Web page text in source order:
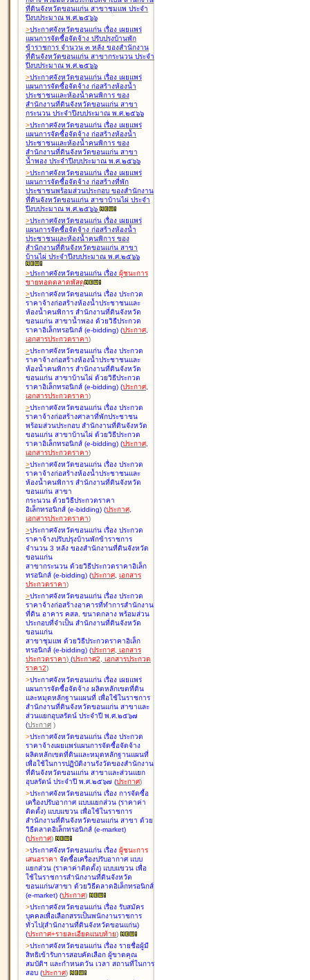
ที่ดินจังหวัดขอนแก่น สาขาชุมแพ ประจำ
ปีงบประมาณ พ.ศ.๒๕๖๖
>ประกาศจังหวัดขอนแก่น เรื่อง เผยแพร่
แผนการจัดซื้อจัดจ้าง ปรับปรุงบ้านพัก
ข้าราชการ จำนวน ๓ หลัง ของสำนักงาน
ที่ดินจังหวัดขอนแก่น สาขากระนวน ประจำ
ปีงบประมาณ พ.ศ.๒๕๖๖
>ประกาศจังหวัดขอนแก่น เรื่อง เผยแพร่
แผนการจัดซื้อจัดจ้าง ก่อสร้างห้องน้ำ
ประชาชนและห้องน้ำคนพิการ ของ
สำนักงานที่ดินจังหวัดขอนแก่น สาขา
กระนวน ประจำปีงบประมาณ พ.ศ.๒๕๖๖
>ประกาศจังหวัดขอนแก่น เรื่อง เผยแพร่
แผนการจัดซื้อจัดจ้าง ก่อสร้างห้องน้ำ
ประชาชนและห้องน้ำคนพิการ ของ
สำนักงานที่ดินจังหวัดขอนแก่น สาขา
น้ำพอง ประจำปีงบประมาณ พ.ศ.๒๕๖๖
>ประกาศจังหวัดขอนแก่น เรื่อง เผยแพร่
แผนการจัดซื้อจัดจ้าง ก่อสร้างที่พัก
ประชาชนพร้อมส่วนประกอบ ของสำนักงาน
ที่ดินจังหวัดขอนแก่น สาขาบ้านไผ่ ประจำ
ปีงบประมาณ พ.ศ.๒๕๖๖
>ประกาศจังหวัดขอนแก่น เรื่อง เผยแพร่
แผนการจัดซื้อจัดจ้าง ก่อสร้างห้องน้ำ
ประชาชนและห้องน้ำคนพิการ ของ
สำนักงานที่ดินจังหวัดขอนแก่น สาขา
บ้านไผ่ ประจำปีงบประมาณ พ.ศ.๒๕๖๖
>ประกาศจังหวัดขอนแก่น เรื่อง ผู้ชนะการ
ขายทอดตลาดพัสดุ
>ประกาศจังหวัดขอนแก่น เรื่อง ประกวด
ราคาจ้างก่อสร้างห้องน้ำประชาชนและ
ห้องน้ำคนพิการ สำนักงานที่ดินจังหวัด
ขอนแก่น สาขาน้ำพอง ด้วยวิธีประกวด
ราคาอิเล็กทรอนิกส์ (e-bidding) (ประกาศ,
เอกสารประกวดราคา)
>ประกาศจังหวัดขอนแก่น เรื่อง ประกวด
ราคาจ้างก่อสร้างห้องน้ำประชาชนและ
ห้องน้ำคนพิการ สำนักงานที่ดินจังหวัด
ขอนแก่น สาขาบ้านไผ่ ด้วยวิธีประกวด
ราคาอิเล็กทรอนิกส์ (e-bidding) (ประกาศ,
เอกสารประกวดราคา)
>ประกาศจังหวัดขอนแก่น เรื่อง ประกวด
ราคาจ้างก่อสร้างศาลาที่พักประชาชน
พร้อมส่วนประกอบ สำนักงานที่ดินจังหวัด
ขอนแก่น สาขาบ้านไผ่ ด้วยวิธีประกวด
ราคาอิเล็กทรอนิกส์ (e-bidding) (ประกาศ,
เอกสารประกวดราคา)
>ประกาศจังหวัดขอนแก่น เรื่อง ประกวด
ราคาจ้างก่อสร้างห้องน้ำประชาชนและ
ห้องน้ำคนพิการ สำนักงานที่ดินจังหวัด
ขอนแก่น สาขา
กระนวน ด้วยวิธีประกวดราคา
อิเล็กทรอนิกส์ (e-bidding) (ประกาศ,
เอกสารประกวดราคา)
>ประกาศจังหวัดขอนแก่น เรื่อง ประกวด
ราคาจ้างปรับปรุงบ้านพักข้าราชการ
จำนวน 3 หลัง ของสำนักงานที่ดินจังหวัด
ขอนแก่น
สาขากระนวน ด้วยวิธีประกวดราคาอิเล็ก
ทรอนิกส์ (e-bidding) (ประกาศ, เอกสาร
ประกวดราคา)
>ประกาศจังหวัดขอนแก่น เรื่อง ประกวด
ราคาจ้างก่อสร้างอาคารที่ทำการสำนักงาน
ที่ดิน อาคาร คสล. ขนาดกลาง พร้อมส่วน
ประกอบที่จำเป็น สำนักงานที่ดินจังหวัด
ขอนแก่น
สาขาชุมแพ ด้วยวิธีประกวดราคาอิเล็ก
ทรอนิกส์ (e-bidding) (ประกาศ, เอกสาร
ประกวดราคา) (ประกาศ2, เอกสารประกวด
ราคา2)
>ประกาศจังหวัดขอนแก่น เรื่อง เผยแพร่
แผนการจัดซื้อจัดจ้าง ผลิตหลักเขตที่ดิน
และหมุดหลักฐานแผนที่ เพื่อใช้ในราชการ
สำนักงานที่ดินจังหวัดขอนแก่น สาขาและ
ส่วนแยกอุบลรัตน์ ประจำปี พ.ศ.๒๕๖๗
(ประกาศ )
>ประกาศจังหวัดขอนแก่น เรื่อง ประกวด
ราคาจ้างเผยแพร่แผนการจัดซื้อจัดจ้าง
ผลิตหลักเขตที่ดินและหมุดหลักฐานแผนที่
เพื่อใช้ในการปฏิบัติงานรังวัดของสำนักงาน
ที่ดินจังหวัดขอนแก่น สาขาและส่วนแยก
อุบลรัตน์ ประจำปี พ.ศ.๒๕๖๗ (ประกาศ)
>ประกาศจังหวัดขอนแก่น เรื่อง การจัดซื้อ
เครื่องปรับอากาศ แบบแยกส่วน (ราคาค่า
ติดตั้ง) แบบแขวน เพื่อใช้ในราชการ
สำนักงานที่ดินจังหวัดขอนแก่น สาขา ด้วย
วิธีตลาดอิเล็กทรอนิกส์ (e-market)
(ประกาศ)
>ประกาศจังหวัดขอนแก่น เรื่อง ผู้ชนะการ
เสนอราคา จัดซื้อเครื่องปรับอากาศ แบบ
แยกส่วน (ราคาค่าติดตั้ง) แบบแขวน เพื่อ
ใช้ในราชการสำนักงานที่ดินจังหวัด
ขอนแก่น/สาขา ด้วยวิธีตลาดอิเล็กทรอนิกส์
(e-market) (ประกาศ)
>ประกาศจังหวัดขอนแก่น เรื่อง รับสมัคร
บุคคลเพื่อเลือกสรรเป็นพนักงานราชการ
ทั่วไป(สำนักงานที่ดินจังหวัดขอนแก่น)
(ประกาศ+รายละเอียดแนบท้าย)
>ประกาศจังหวัดขอนแก่น เรื่อง รายชื่อผู้มี
สิทธิเข้ารับการสอบคัดเลือก ผู้ขาดคุณ
สมบัติฯ และกำหนดวัน เวลา สถานที่ในการ
สอบ (ประกาศ)